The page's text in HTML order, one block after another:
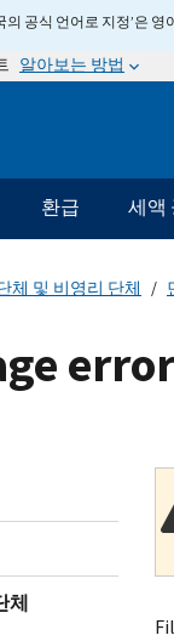
의 공식 언어로 지정’은
알아보는 방법
환급 세액
체 및 비영리 단체
error
체